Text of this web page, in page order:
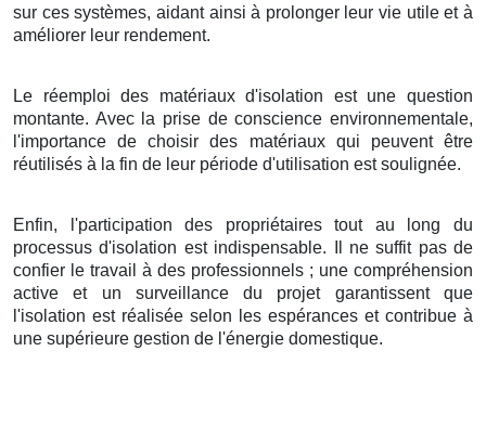
sur ces systèmes, aidant ainsi à prolonger leur vie utile et à
améliorer leur rendement.
Le réemploi des matériaux d'isolation est une question
montante. Avec la prise de conscience environnementale,
l'importance de choisir des matériaux qui peuvent être
réutilisés à la fin de leur période d'utilisation est soulignée.
Enfin, l'participation des propriétaires tout au long du
processus d'isolation est indispensable. Il ne suffit pas de
confier le travail à des professionnels ; une compréhension
active et un surveillance du projet garantissent que
l'isolation est réalisée selon les espérances et contribue à
une supérieure gestion de l'énergie domestique.